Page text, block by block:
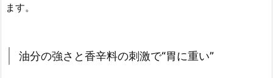
ます。
油分の強さと香辛料の刺激で“胃に重い”